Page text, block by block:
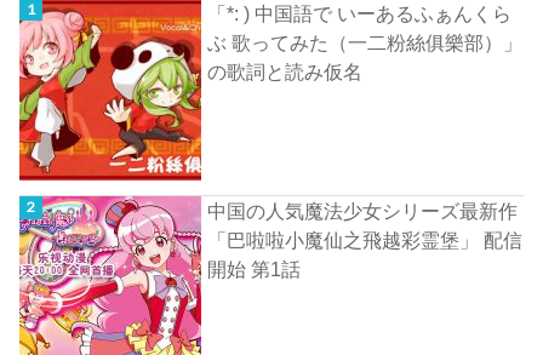
「*: ) 中国語で いーあるふぁんくら
ぶ 歌ってみた（一二粉絲俱樂部）」
の歌詞と読み仮名
中国の人気魔法少女シリーズ最新作
「巴啦啦小魔仙之飛越彩霊堡」 配信
開始 第1話